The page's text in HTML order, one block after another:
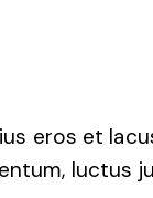
eros et
luctus